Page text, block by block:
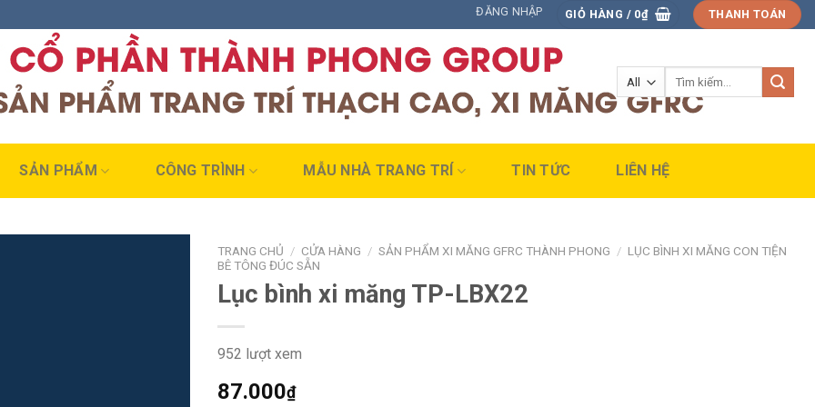
ĐĂNG NHẬP GIỎ HÀNG / 0₫ THANH TOÁN
SẢN PHẨM CÔNG TRÌNH MẪU NHÀ TRANG TRÍ TIN TỨC LIÊN HỆ
TRANG CHỦ / CỬA HÀNG / SẢN PHẨM XI MĂNG GFRC THÀNH PHONG / LỤC BÌNH XI MĂNG CON TIỆN
BÊ TÔNG ĐÚC SẴN
Lục bình xi măng TP-LBX22
952 lượt xem
87.000₫